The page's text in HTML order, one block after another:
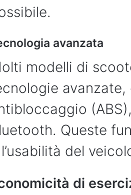
avanzata
modelli di
Queste
del
di